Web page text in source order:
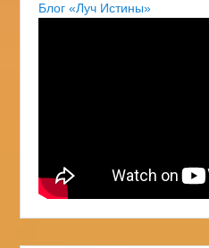
Блог «Луч Истины»